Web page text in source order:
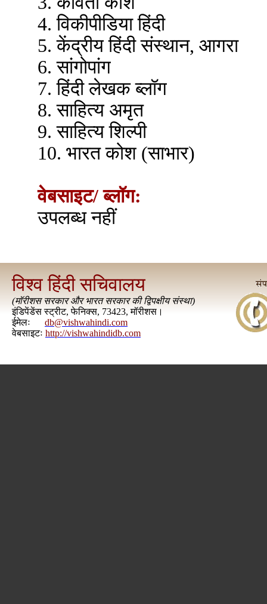
4. विकीपीडिया हिंदी
5. केंद्रीय हिंदी संस्थान, आगरा
6. सांगोपांग
7. हिंदी लेखक ब्लॉग
8. साहित्य अमृत
9. साहित्य शिल्पी
10. भारत कोश (साभार)
वेबसाइट/ ब्लॉग:
उपलब्ध नहीं
विश्व हिंदी सचिवालय
(मॉरीशस सरकार और भारत सरकार की द्विपक्षीय संस्था)
इंडिपेंडेंस स्ट्रीट, फेनिक्स, 73423, मॉरीशस।
ईमेलः
db@vishwahindi.com
वेबसाइटः http://vishwahindidb.com